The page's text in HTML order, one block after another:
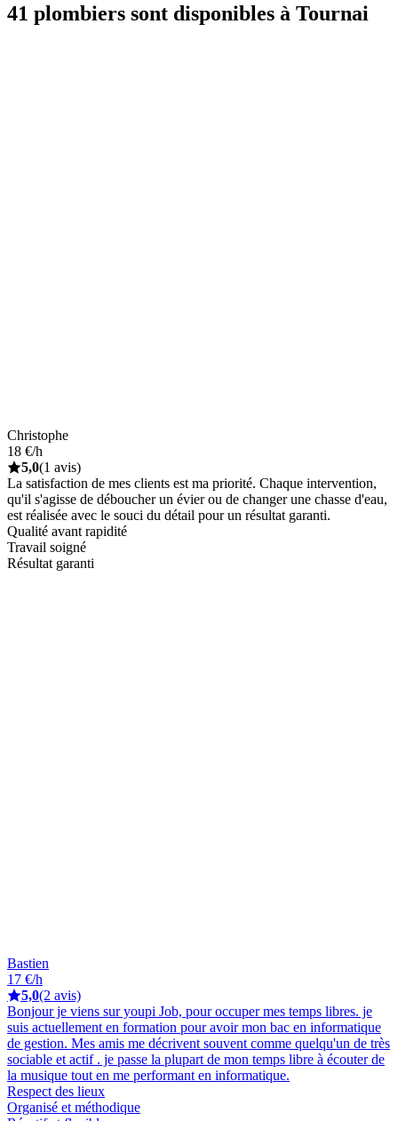
41 plombiers sont disponibles à Tournai
Christophe
18 €/h
5,0(1 avis)
La satisfaction de mes clients est ma priorité. Chaque intervention,
qu'il s'agisse de déboucher un évier ou de changer une chasse d'eau,
est réalisée avec le souci du détail pour un résultat garanti.
Qualité avant rapidité
Travail soigné
Résultat garanti
Bastien
17 €/h
5,0(2 avis)
Bonjour je viens sur youpi Job, pour occuper mes temps libres. je
suis actuellement en formation pour avoir mon bac en informatique
de gestion. Mes amis me décrivent souvent comme quelqu'un de très
sociable et actif . je passe la plupart de mon temps libre à écouter de
la musique tout en me performant en informatique.
Respect des lieux
Organisé et méthodique